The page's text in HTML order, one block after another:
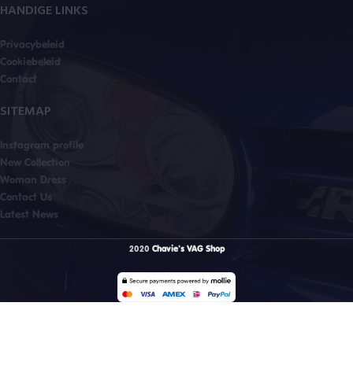
HANDIGE LINKS
Privacybeleid
Cookiebeleid
Contact
SITEMAP
Instagram profile
New Collection
Woman Dress
Contact Us
Latest News
2020 Chavie's VAG Shop